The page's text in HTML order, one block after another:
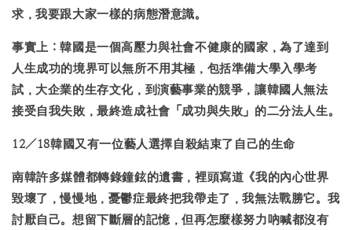
求，我要跟大家一樣的病態潛意識。
事實上：韓國是一個高壓力與社會不健康的國家，為了達到
人生成功的境界可以無所不用其極，包括準備大學入學考
試，大企業的生存文化，到演藝事業的競爭，讓韓國人無法
接受自我失敗，最終造成社會「成功與失敗」的二分法人生。
12／18韓國又有一位藝人選擇自殺結束了自己的生命
南韓許多媒體都轉錄鐘鉉的遺書，裡頭寫道 《我的內心世界
毀壞了，慢慢地，憂鬱症最終把我帶走了，我無法戰勝它。我
討厭自己。想留下斷層的記憶，但再怎麼樣努力吶喊都沒有